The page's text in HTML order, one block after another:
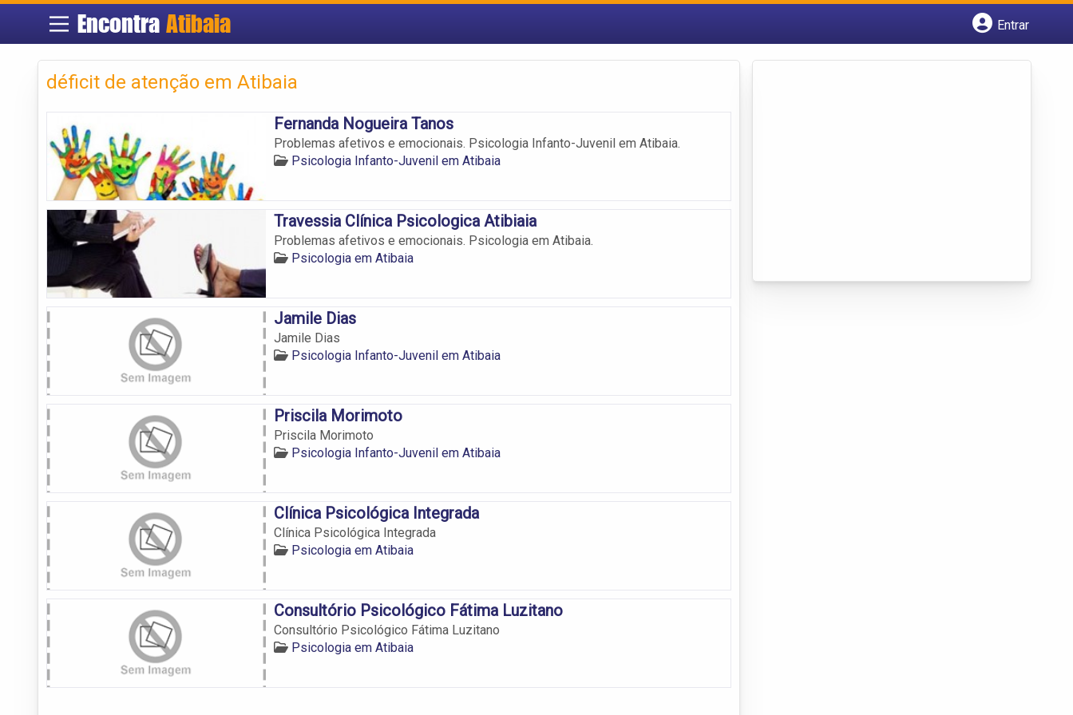
EncontraAtibaia
Entrar
déficit de atenção em Atibaia
Fernanda Nogueira Tanos
Problemas afetivos e emocionais. Psicologia Infanto-Juvenil em Atibaia.
Psicologia Infanto-Juvenil em Atibaia
Travessia Clínica Psicologica Atibiaia
Problemas afetivos e emocionais. Psicologia em Atibaia.
Psicologia em Atibaia
Jamile Dias
Jamile Dias
Psicologia Infanto-Juvenil em Atibaia
Priscila Morimoto
Priscila Morimoto
Psicologia Infanto-Juvenil em Atibaia
Clínica Psicológica Integrada
Clínica Psicológica Integrada
Psicologia em Atibaia
Consultório Psicológico Fátima Luzitano
Consultório Psicológico Fátima Luzitano
Psicologia em Atibaia